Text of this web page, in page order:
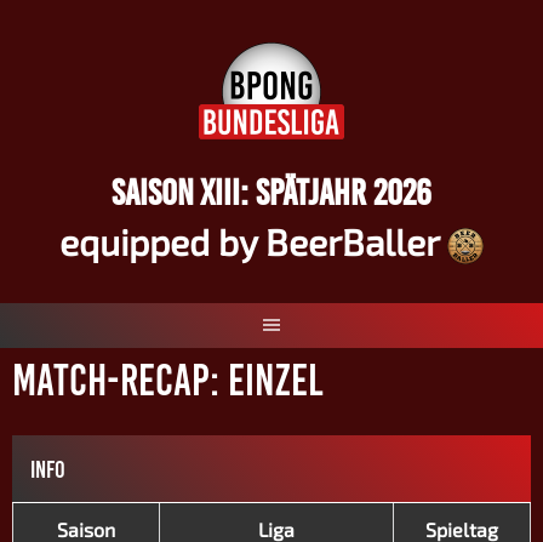
SAISON XIII: SPÄTJAHR 2026
equipped by BeerBaller
Match-Recap: Einzel
INFO
Saison Liga Spieltag